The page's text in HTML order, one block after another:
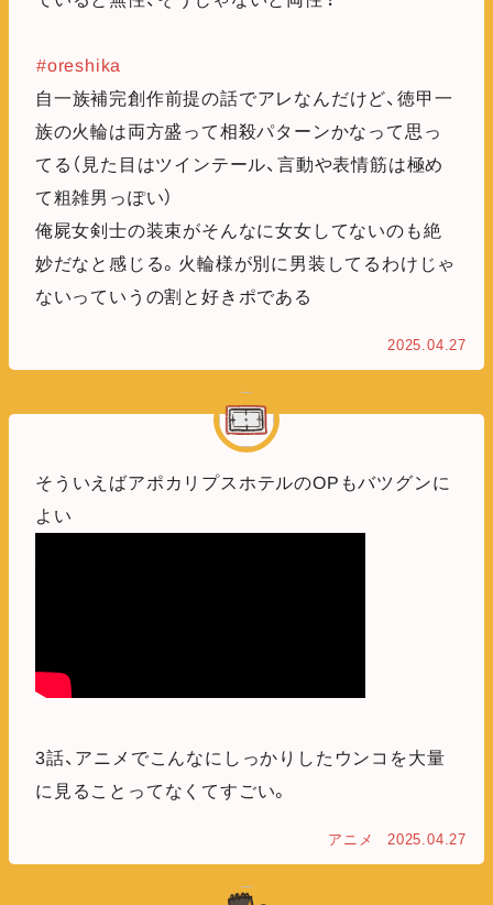
#oreshika
自一族補完創作前提の話でアレなんだけど、徳甲一
族の火輪は両方盛って相殺パターンかなって思っ
てる（見た目はツインテール、言動や表情筋は極め
て粗雑男っぽい）
俺屍女剣士の装束がそんなに女女してないのも絶
妙だなと感じる。火輪様が別に男装してるわけじゃ
ないっていうの割と好きポである
2025.04.27
そういえばアポカリプスホテルのOPもバツグンに
よい
3話、アニメでこんなにしっかりしたウンコを大量
に見ることってなくてすごい。
アニメ 2025.04.27